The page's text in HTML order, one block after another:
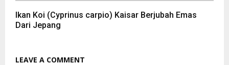
Ikan Koi (Cyprinus carpio) Kaisar Berjubah Emas
Dari Jepang
LEAVE A COMMENT